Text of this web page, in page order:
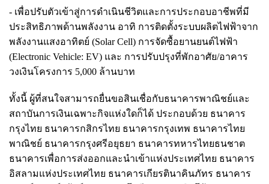
- เพื่อปรับตัวเข้าสู่การดำเนินชีวิตและการประกอบอาชีพที่มี
ประสิทธิภาพด้านพลังงาน อาทิ การติดตั้งระบบผลิตไฟฟ้าจาก
พลังงานแสงอาทิตย์ (Solar Cell) การจัดซื้อยานยนต์ไฟฟ้า
(Electronic Vehicle: EV) และ การปรับปรุงที่พักอาศัย/อาคาร
วงเงินโครงการ 5,000 ล้านบาท
ทั้งนี้ ผู้ที่สนใจสามารถยื่นขอสินเชื่อกับธนาคารพาณิชย์และ
สถาบันการเงินเฉพาะกิจแห่งใดก็ได้ ประกอบด้วย ธนาคาร
กรุงไทย ธนาคารกสิกรไทย ธนาคารกรุงเทพ ธนาคารไทย
พาณิชย์ ธนาคารกรุงศรีอยุธยา ธนาคารทหารไทยธนชาต
ธนาคารเพื่อการส่งออกและนำเข้าแห่งประเทศไทย ธนาคาร
อิสลามแห่งประเทศไทย ธนาคารเกียรตินาคินภัทร ธนาคาร